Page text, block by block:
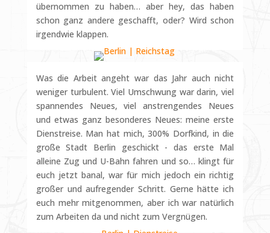
übernommen zu haben… aber hey, das haben
schon ganz andere geschafft, oder? Wird schon
irgendwie klappen.
Was die Arbeit angeht war das Jahr auch nicht
weniger turbulent. Viel Umschwung war darin, viel
spannendes Neues, viel anstrengendes Neues
und etwas ganz besonderes Neues: meine erste
Dienstreise. Man hat mich, 300% Dorfkind, in die
große Stadt Berlin geschickt - das erste Mal
alleine Zug und U-Bahn fahren und so… klingt für
euch jetzt banal, war für mich jedoch ein richtig
großer und aufregender Schritt. Gerne hätte ich
euch mehr mitgenommen, aber ich war natürlich
zum Arbeiten da und nicht zum Vergnügen.